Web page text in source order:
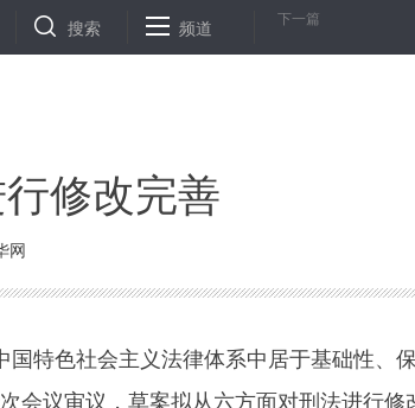
超1.2万 全国77县均有确诊 中国国产ARJ21飞机
搜索 频道 下一篇
修改完善
网
特色社会主义法律体系中居于基础性、
会议审议，草案拟从六方面对刑法进行修